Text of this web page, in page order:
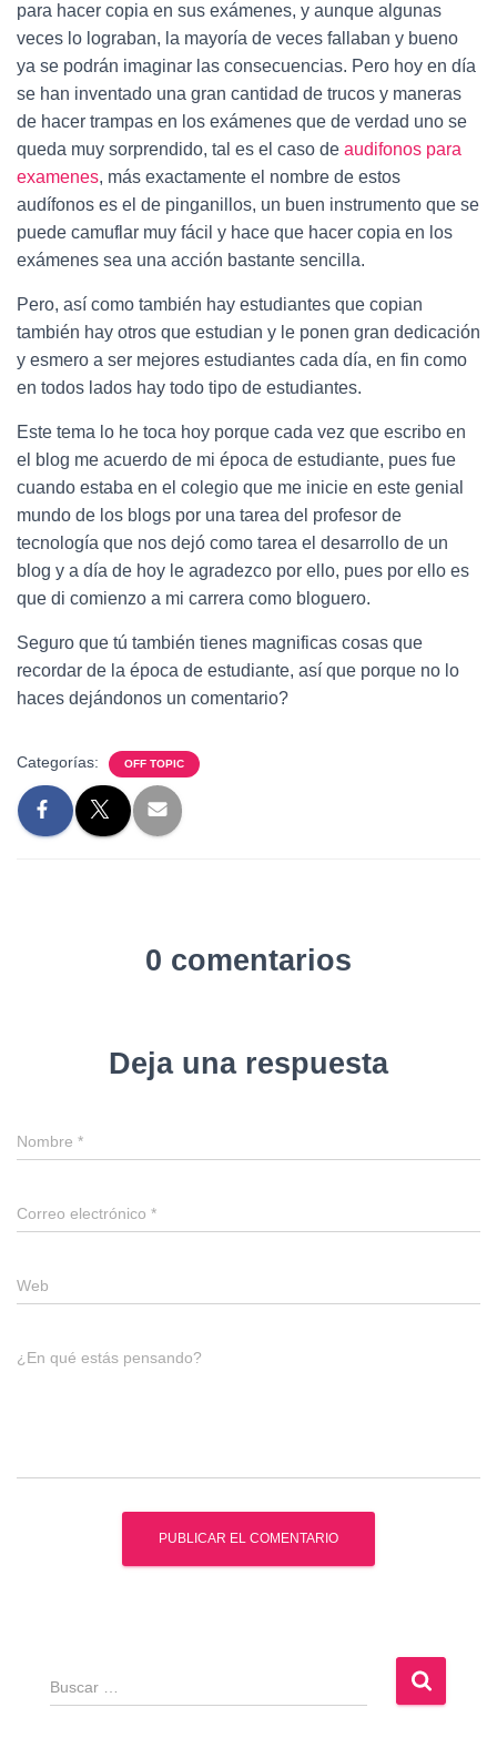
para hacer copia en sus exámenes, y aunque algunas
veces lo lograban, la mayoría de veces fallaban y bueno
ya se podrán imaginar las consecuencias. Pero hoy en día
se han inventado una gran cantidad de trucos y maneras
de hacer trampas en los exámenes que de verdad uno se
queda muy sorprendido, tal es el caso de audifonos para
examenes, más exactamente el nombre de estos
audífonos es el de pinganillos, un buen instrumento que se
puede camuflar muy fácil y hace que hacer copia en los
exámenes sea una acción bastante sencilla.
Pero, así como también hay estudiantes que copian
también hay otros que estudian y le ponen gran dedicación
y esmero a ser mejores estudiantes cada día, en fin como
en todos lados hay todo tipo de estudiantes.
Este tema lo he toca hoy porque cada vez que escribo en
el blog me acuerdo de mi época de estudiante, pues fue
cuando estaba en el colegio que me inicie en este genial
mundo de los blogs por una tarea del profesor de
tecnología que nos dejó como tarea el desarrollo de un
blog y a día de hoy le agradezco por ello, pues por ello es
que di comienzo a mi carrera como bloguero.
Seguro que tú también tienes magnificas cosas que
recordar de la época de estudiante, así que porque no lo
haces dejándonos un comentario?
Categorías: OFF TOPIC
0 comentarios
Deja una respuesta
Nombre *
Correo electrónico *
Web
¿En qué estás pensando?
B
u